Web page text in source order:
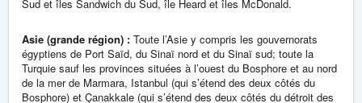
Sud et îles Sandwich du Sud, île Heard et îles McDonald.
Asie (grande région) : Toute l’Asie y compris les gouvernorats
égyptiens de Port Saïd, du Sinaï nord et du Sinaï sud; toute la
Turquie sauf les provinces situées à l’ouest du Bosphore et au nord
de la mer de Marmara, Istanbul (qui s’étend des deux côtés du
Bosphore) et Çanakkale (qui s’étend des deux côtés du détroit des